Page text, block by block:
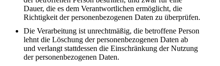
Dauer, die es dem Verantwortlichen ermöglicht, die
Richtigkeit der personenbezogenen Daten zu überprüfen.
Die Verarbeitung ist unrechtmäßig, die betroffene Person
lehnt die Löschung der personenbezogenen Daten ab
und verlangt stattdessen die Einschränkung der Nutzung
der personenbezogenen Daten.